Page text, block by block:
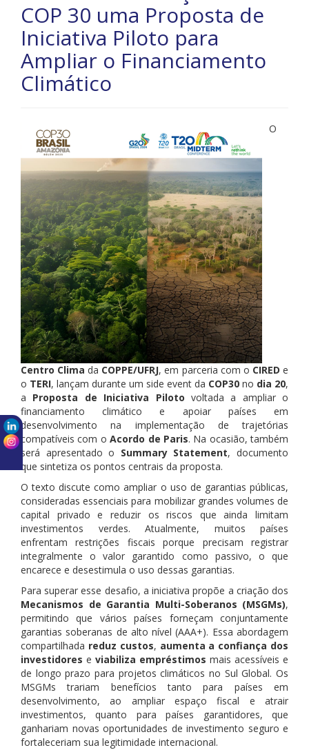
COP 30 uma Proposta de
Iniciativa Piloto para
Ampliar o Financiamento
Climático
O
Centro Clima da COPPE/UFRJ, em parceria com o CIRED e
o TERI, lançam durante um side event da COP30 no dia 20,
a Proposta de Iniciativa Piloto voltada a ampliar o
financiamento climático e apoiar países em
desenvolvimento na implementação de trajetórias
compatíveis com oAcordo de Paris. Na ocasião, também
será apresentado o Summary Statement, documento
que sintetiza os pontos centrais da proposta.
O texto discute como ampliar o uso de garantias públicas,
consideradas essenciais para mobilizar grandes volumes de
capital privado e reduzir os riscos que ainda limitam
investimentos verdes. Atualmente, muitos países
enfrentam restrições fiscais porque precisam registrar
integralmente o valor garantido como passivo, o que
encarece e desestimula o uso dessas garantias.
Para superar esse desafio, a iniciativa propõe a criação dos
Mecanismos de Garantia Multi-Soberanos (MSGMs),
permitindo que vários países forneçam conjuntamente
garantias soberanas de alto nível (AAA+). Essa abordagem
compartilhada reduz custos, aumenta a confiança dos
investidores e viabiliza empréstimos mais acessíveis e
de longo prazo para projetos climáticos no Sul Global. Os
MSGMs trariam benefícios tanto para países em
desenvolvimento, ao ampliar espaço fiscal e atrair
investimentos, quanto para países garantidores, que
ganhariam novas oportunidades de investimento seguro e
fortaleceriam sua legitimidade internacional.